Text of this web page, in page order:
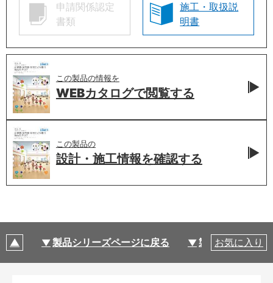
申請関係認定
書類
施工・取扱説
明書
この製品の情報を
WEBカタログで閲覧する
この製品の
設計・施工情報を確認する
製品シリーズページに戻る 製品仕様
お気に入り